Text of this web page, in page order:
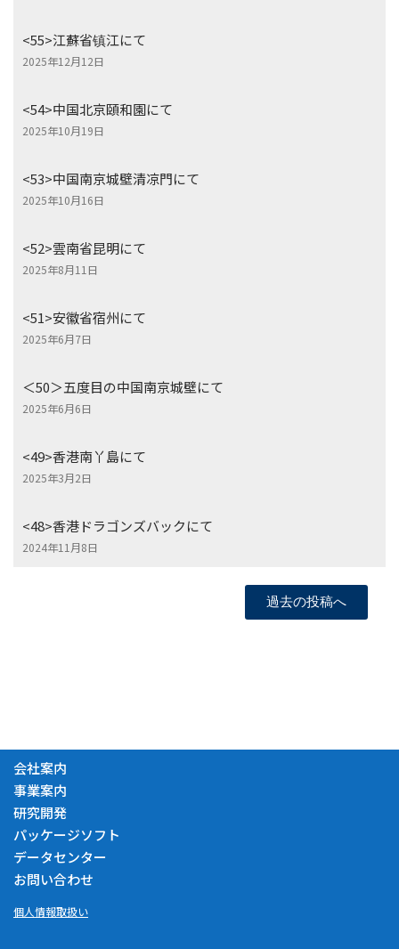
<55>江蘇省镇江にて
2025年12月12日
<54>中国北京頤和園にて
2025年10月19日
<53>中国南京城壁清凉門にて
2025年10月16日
<52>雲南省昆明にて
2025年8月11日
<51>安徽省宿州にて
2025年6月7日
＜50＞五度目の中国南京城壁にて
2025年6月6日
<49>香港南丫島にて
2025年3月2日
<48>香港ドラゴンズバックにて
2024年11月8日
過去の投稿へ
会社案内
事業案内
研究開発
パッケージソフト
データセンター
お問い合わせ
個人情報取扱い